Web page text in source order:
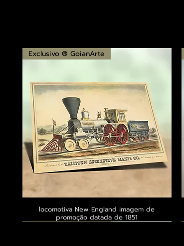
Visualização rápida
Exclusivo ® GoianArte
locomotiva New England imagem de
promoção datada de 1851